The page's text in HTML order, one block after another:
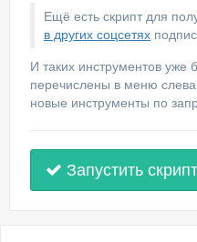
Ещё есть скрипт для
в других соцсетях
И таких инструментов уже
перечислены в меню
новые инструменты по
Запустить